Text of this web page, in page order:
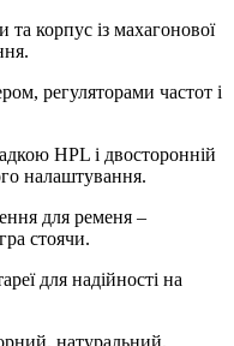
корпус із махагонової
регуляторами частот і
HPL і двосторонній
налаштування.
для ременя –
стоячи.
для надійності на
натуральний,